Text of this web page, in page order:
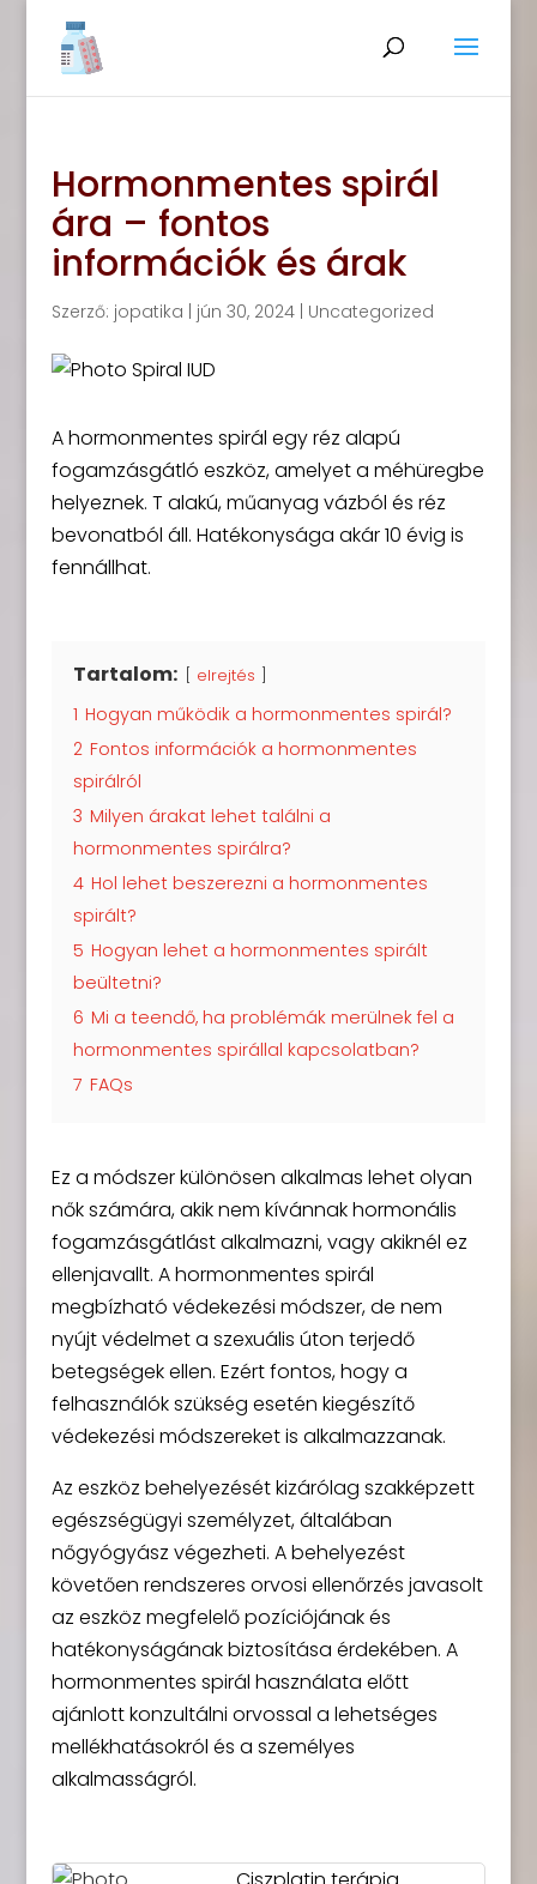
Hormonmentes spirál
ára – fontos
információk és árak
Szerző: jopatika jún 30, 2024| Uncategorized
A hormonmentes spirál egy réz alapú
fogamzásgátló eszköz, amelyet a méhüregbe
helyeznek. T alakú, műanyag vázból és réz
bevonatból áll. Hatékonysága akár 10 évig is
fennállhat.
Tartalom: elrejtés
1 Hogyan működik a hormonmentes spirál?
2 Fontos információk a hormonmentes
spirálról
3 Milyen árakat lehet találni a
hormonmentes spirálra?
4 Hol lehet beszerezni a hormonmentes
spirált?
5 Hogyan lehet a hormonmentes spirált
beültetni?
6 Mi a teendő, ha problémák merülnek fel a
hormonmentes spirállal kapcsolatban?
7 FAQs
Ez a módszer különösen alkalmas lehet olyan
nők számára, akik nem kívánnak hormonális
fogamzásgátlást alkalmazni, vagy akiknél ez
ellenjavallt. A hormonmentes spirál
megbízható védekezési módszer, de nem
nyújt védelmet a szexuális úton terjedő
betegségek ellen. Ezért fontos, hogy a
felhasználók szükség esetén kiegészítő
védekezési módszereket is alkalmazzanak.
Az eszköz behelyezését kizárólag szakképzett
egészségügyi személyzet, általában
nőgyógyász végezheti. A behelyezést
követően rendszeres orvosi ellenőrzés javasolt
az eszköz megfelelő pozíciójának és
hatékonyságának biztosítása érdekében. A
hormonmentes spirál használata előtt
ajánlott konzultálni orvossal a lehetséges
mellékhatásokról és a személyes
alkalmasságról.